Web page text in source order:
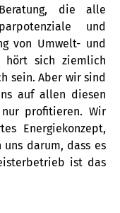
die alle
und
von Umwelt- und
hört sich ziemlich
sein. Aber wir sind
auf allen diesen
profitieren. Wir
Energiekonzept,
darum, dass es
ist das